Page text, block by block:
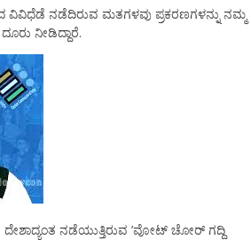
ನಡೆದಿರುವ ಮತಗಳವು ಪ್ರಕರಣಗಳನ್ನು ನಮ್ಮ
ನೀಡಿದ್ದಾರೆ.
ನಡೆಯುತ್ತಿರುವ ’ವೋಟ್ ಚೋರ್ ಗದ್ದಿ